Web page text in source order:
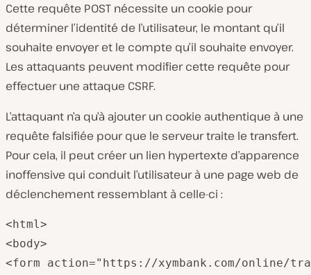
Cette requête POST nécessite un cookie pour
déterminer l’identité de l’utilisateur, le montant qu’il
souhaite envoyer et le compte qu’il souhaite envoyer.
Les attaquants peuvent modifier cette requête pour
effectuer une attaque CSRF.
L’attaquant n’a qu’à ajouter un cookie authentique à une
requête falsifiée pour que le serveur traite le transfert.
Pour cela, il peut créer un lien hypertexte d’apparence
inoffensive qui conduit l’utilisateur à une page web de
déclenchement ressemblant à celle-ci :
<html>
<body>
<form action="https://xymbank.com/online/